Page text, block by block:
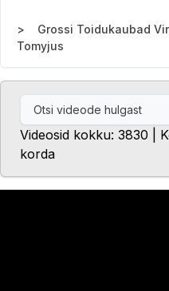
Grossi Toidukaubad
Tomyjus
Videosid kokku: 3830 |
korda